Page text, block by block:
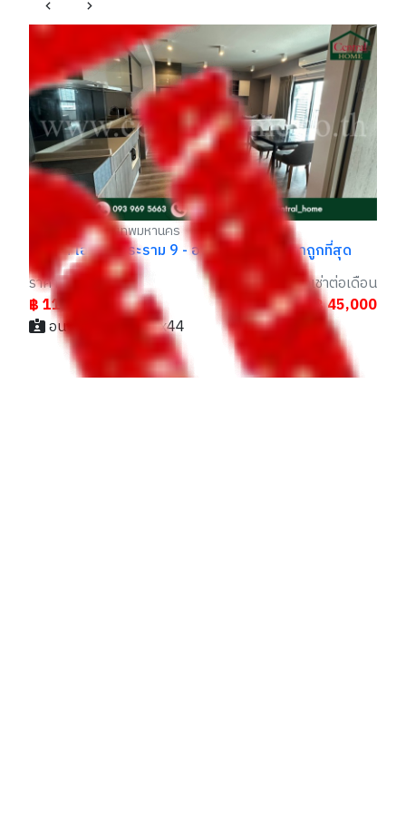
ห้วยขวาง กรุงเทพมหานคร
คอนโด ไอดีโอ พระราม 9 - อโศก ห้องมุม ราคาถูกที่สุด
ราคา
฿ 11,000,000
ราคาเช่าต่อเดือน
฿ 45,000
อนาคต / 064xxxxx44